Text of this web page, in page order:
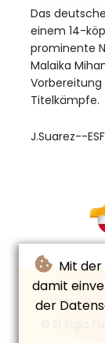
Mit der
damit
der
Das
einem 14-
prominente
Malaika
Titelkämpfe.
J.Suarez--ESF
© El Siglo